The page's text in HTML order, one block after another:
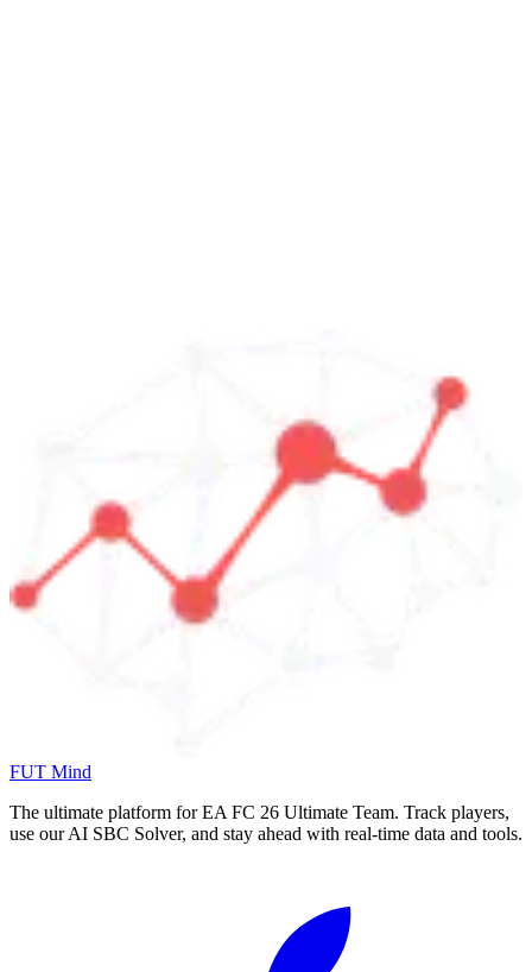
FUT Mind
The ultimate platform for EA FC 26 Ultimate Team. Track players,
use our AI SBC Solver, and stay ahead with real-time data and tools.